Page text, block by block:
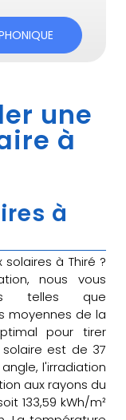
une
à
à
à Thiré ?
nous vous
telles que
moyennes de la
pour tirer
est de 37
l'irradiation
aux rayons du
133,59 kWh/m²